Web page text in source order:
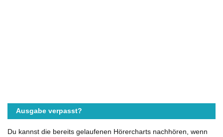
Ausgabe verpasst?
Du kannst die bereits gelaufenen Hörercharts nachhören, wenn